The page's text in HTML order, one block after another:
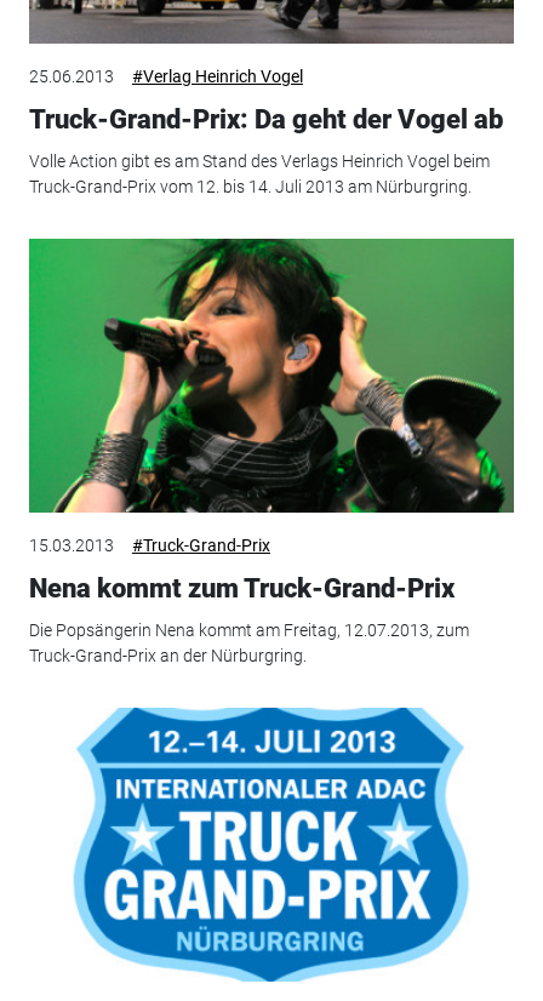
25.06.2013 #Verlag Heinrich Vogel
Truck-Grand-Prix: Da geht der Vogel ab
Volle Action gibt es am Stand des Verlags Heinrich Vogel beim
Truck-Grand-Prix vom 12. bis 14. Juli 2013 am Nürburgring.
15.03.2013 #Truck-Grand-Prix
Nena kommt zum Truck-Grand-Prix
Die Popsängerin Nena kommt am Freitag, 12.07.2013, zum
Truck-Grand-Prix an der Nürburgring.